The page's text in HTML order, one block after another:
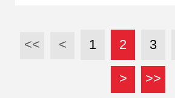
潰。 ★想要探討現在的劇場需要什麼樣的寫實表
演？ ★對演員、對觀眾都是一種
<< < 1 2 3
> >>